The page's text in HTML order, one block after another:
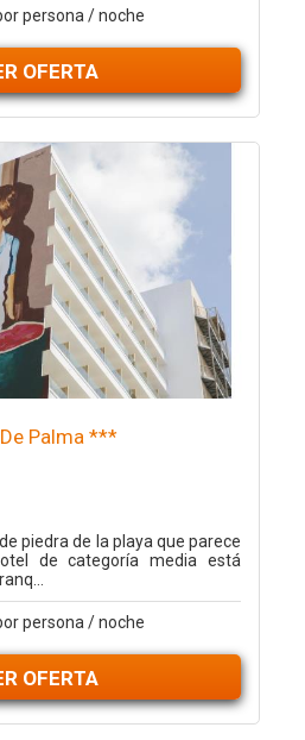
persona / noche
OFERTA
Palma ***
piedra de la playa que parece
de categoría media está
persona / noche
OFERTA